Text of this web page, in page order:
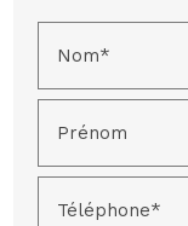
Nom*
Prénom
Téléphone*